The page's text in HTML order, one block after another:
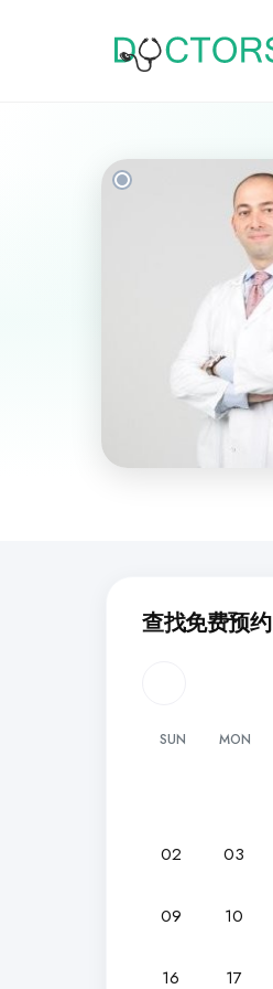
查找免费预约
SUN MON
02 03
09 10
16 17